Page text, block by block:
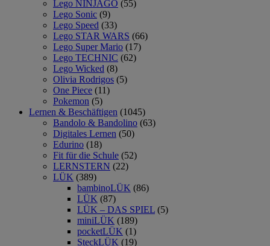
Lego NINJAGO (55)
Lego Sonic (9)
Lego Speed (33)
Lego STAR WARS (66)
Lego Super Mario (17)
Lego TECHNIC (62)
Lego Wicked (8)
Olivia Rodrigos (5)
One Piece (11)
Pokemon (5)
Lernen & Beschäftigen (1045)
Bandolo & Bandolino (63)
Digitales Lernen (50)
Edurino (18)
Fit für die Schule (52)
LERNSTERN (22)
LÜK (389)
bambinoLÜK (86)
LÜK (87)
LÜK – DAS SPIEL (5)
miniLÜK (189)
pocketLÜK (1)
SteckLÜK (19)